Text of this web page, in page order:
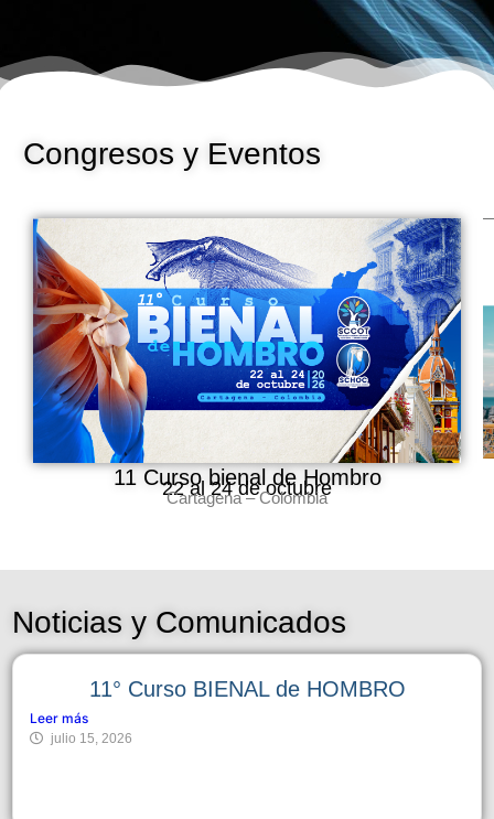
Congresos y Eventos
11 Curso bienal de Hombro
22 al 24 de octubre
Cartagena – Colombia
Noticias y Comunicados
11° Curso BIENAL de HOMBRO
Leer más
julio 15, 2026